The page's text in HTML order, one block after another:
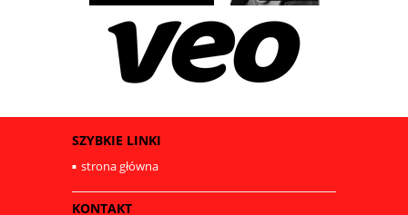
SZYBKIE LINKI
strona główna
KONTAKT